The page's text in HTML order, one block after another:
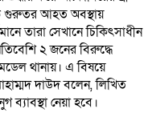
গুরুতর আহত অবস্থায়
তারা সেখানে চিকিৎসাধীন
২ জনের বিরুদ্ধে
থানায়। এ বিষয়ে
দাউদ বলেন, লিখিত
নেয়া হবে।